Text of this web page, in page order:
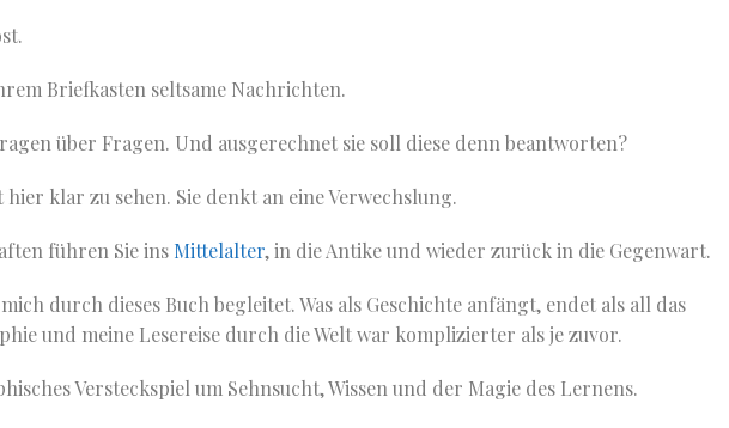
Briefkasten seltsame Nachrichten.
über Fragen. Und ausgerechnet sie soll diese denn beantworten?
klar zu sehen. Sie denkt an eine Verwechslung.
führen Sie ins Mittelalter, in die Antike und wieder zurück in die Gegenwart.
durch dieses Buch begleitet. Was als Geschichte anfängt, endet als all das
und meine Lesereise durch die Welt war komplizierter als je zuvor.
Versteckspiel um Sehnsucht, Wissen und der Magie des Lernens.